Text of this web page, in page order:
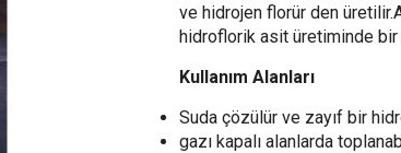
ve hidrojen florür den
hidroflorik asit üretiminde bir
Kullanım Alanları
Suda çözülür ve zayıf bir
gazı kapalı alanlarda